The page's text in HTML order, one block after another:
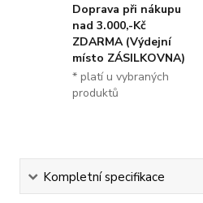
Doprava při nákupu
nad 3.000,-Kč
ZDARMA (Výdejní
místo ZÁSILKOVNA)
* platí u vybraných
produktů
Kompletní specifikace